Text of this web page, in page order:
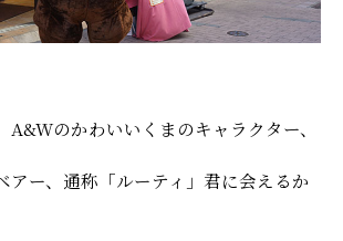
A&Wのかわいいくまのキャラクター、
アー、通称「ルーティ」君に会えるか